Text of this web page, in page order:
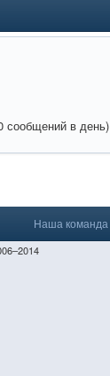
сообщений в день)
Наша команда